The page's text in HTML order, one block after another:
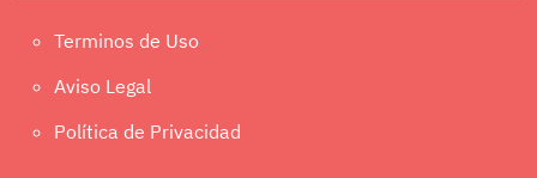
Terminos de Uso
Aviso Legal
Política de Privacidad